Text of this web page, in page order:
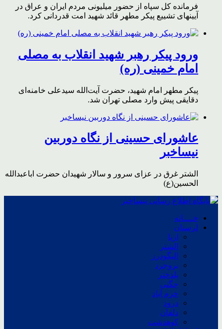
فرمانده کل سپاه از حضور میلیونی مردم ایران و عراق در
آیینهای تشییع پیکر مطهر قائد شهید امت قدردانی کرد.
ورود پیکر رهبر شهید انقلاب به مصلی
امام خمینی (ره)
پیکر مطهر امام شهید،‌ حضرت آیت‌الله سیدعلی خامنه‌ای
دقایقی پیش وارد مصلی تهران شد.
عاشورای حسینی از نگاه دوربین
نیساخبر
الشتر غرق در عزای سرور و سالار شهیدان حضرت اباعبدالله
الحسین(ع)
خــــانه
لرستان
ازنا
الشتر
الیگودرز
بروجرد
پلدختر
چگنی
خرم آباد
درود
دلفان
کوهدشت